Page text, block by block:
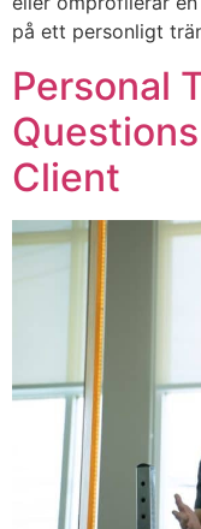
på ett personligt
Personal
Client